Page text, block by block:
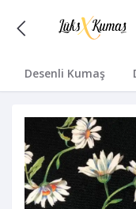
Desenli Kumaş